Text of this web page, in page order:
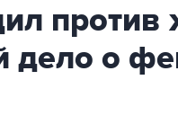
против
дело о